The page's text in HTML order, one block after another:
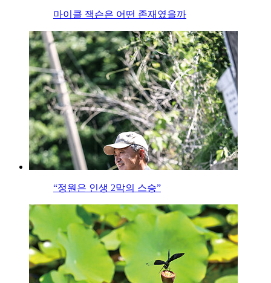
마이클 잭슨은 어떤 존재였을까
“정원은 인생 2막의 스승”